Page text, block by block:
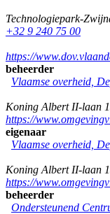
Technologiepark-
+32 9 240 75 00
https://
beheerder
Vlaamse overheid,
Koning Albert II-laan
https://
eigenaar
Vlaamse overheid,
Koning Albert II-laan
https://
beheerder
Ondersteunend